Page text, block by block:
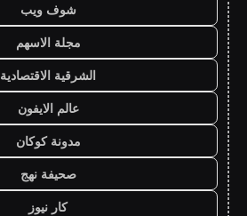
شوف ويب
مجلة الاسهم
الشرقية الاقتصادية
عالم الايفون
مدونة كوكان
صحيفة نهج
كار نيوز